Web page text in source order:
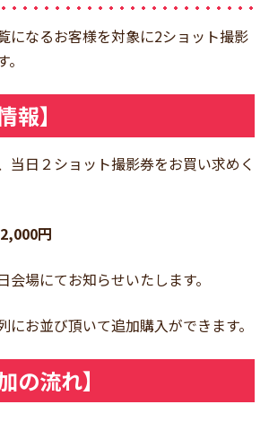
になるお客様を対象に2ショット撮影
報】
当日２ショット撮影券をお買い求めく
2,000円
会場にてお知らせいたします。
にお並び頂いて追加購入ができます。
の流れ】